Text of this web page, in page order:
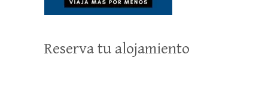
Reserva tu alojamiento